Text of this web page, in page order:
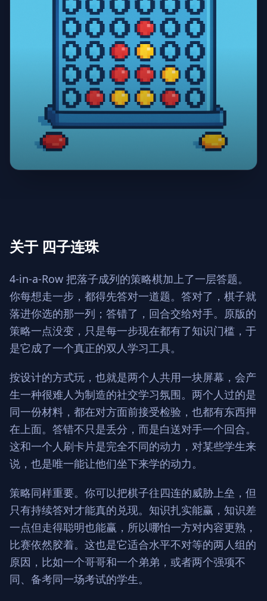
关于 四子连珠
4-in-a-Row 把落子成列的策略棋加上了一层答题。
你每想走一步，都得先答对一道题。答对了，棋子就
落进你选的那一列；答错了，回合交给对手。原版的
策略一点没变，只是每一步现在都有了知识门槛，于
是它成了一个真正的双人学习工具。
按设计的方式玩，也就是两个人共用一块屏幕，会产
生一种很难人为制造的社交学习氛围。两个人过的是
同一份材料，都在对方面前接受检验，也都有东西押
在上面。答错不只是丢分，而是白送对手一个回合。
这和一个人刷卡片是完全不同的动力，对某些学生来
说，也是唯一能让他们坐下来学的动力。
策略同样重要。你可以把棋子往四连的威胁上垒，但
只有持续答对才能真的兑现。知识扎实能赢，知识差
一点但走得聪明也能赢，所以哪怕一方对内容更熟，
比赛依然胶着。这也是它适合水平不对等的两人组的
原因，比如一个哥哥和一个弟弟，或者两个强项不
同、备考同一场考试的学生。